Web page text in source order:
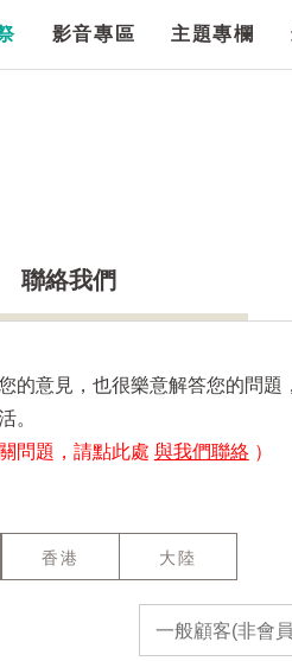
影音專區 主題專欄
聯絡我們
的意見，也很樂意解答您的問
。
問題，請點此處 與我們聯絡 ）
香港 大陸
一般顧客(非會